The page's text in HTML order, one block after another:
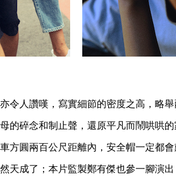
令人讚嘆，寫實細節的密度之高，略
的碎念和制止聲，還原平凡而鬧哄哄
方圓兩百公尺距離內，安全帽一定都
天成了；本片監製鄭有傑也參一腳演